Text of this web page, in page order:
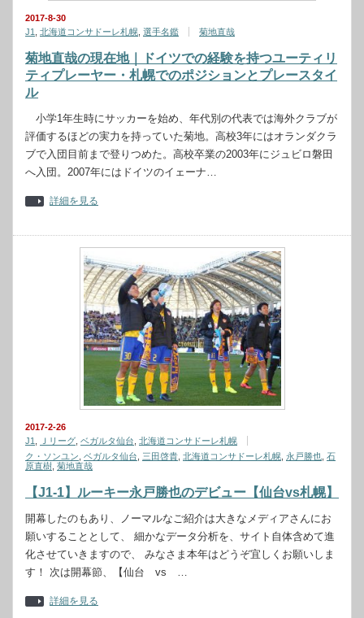
2017-8-30
J1
北海道コンサドーレ札幌 選手名鑑 菊地直哉
菊地直哉の現在地｜ドイツでの経験を持つユーティリ
ティプレーヤー・札幌でのポジションとプレースタイ
ル
小学1年生時にサッカーを始め、年代別の代表では海外クラブが
評価するほどの実力を持っていた菊地。高校3年にはオランダクラ
ブで入団目前まで登りつめた。高校卒業の2003年にジュビロ磐田
へ入団。2007年にはドイツのイェーナ…
詳細を見る
2017-2-26
J1
Ｊリーグ ベガルタ仙台 北海道コンサドーレ札幌
ク・ソンユン ベガルタ仙台 三田啓貴 北海道コンサドーレ札幌 永戸勝也 石
原直樹 菊地直哉
【J1-1】ルーキー永戸勝也のデビュー【仙台vs札幌】
開幕したのもあり、ノーマルなご紹介は大きなメディアさんにお
願いすることとして、 細かなデータ分析を、サイト自体含めて進
化させていきますので、 みなさま本年はどうぞ宜しくお願いしま
す！ 次は開幕節、【仙台 vs …
詳細を見る